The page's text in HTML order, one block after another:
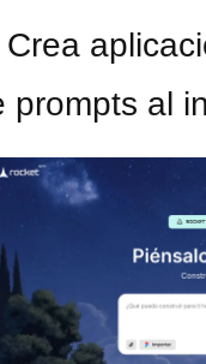
prompts al